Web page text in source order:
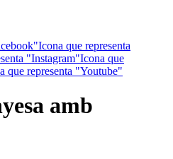
Icona que representa
"Instagram"Icona que
que representa "Youtube"
amb